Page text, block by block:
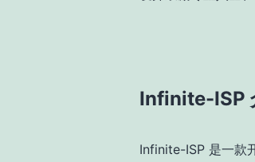
Infinite-ISP
Infinite-ISP 是一款